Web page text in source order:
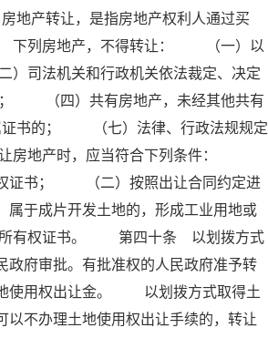
产转让，是指房地产权利人通过买
下列房地产，不得转让： （一）以
司法机关和行政机关依法裁定、决定
（四）共有房地产，未经其他共有
书的； （七）法律、行政法规规定
房地产时，应当符合下列条件：
权证书； （二）按照出让合同约定进
属于成片开发土地的，形成工业用地或
所有权证书。 第四十条 以划拨方式
政府审批。有批准权的人民政府准予转
地使用权出让金。 以划拨方式取得土
以不办理土地使用权出让手续的，转让